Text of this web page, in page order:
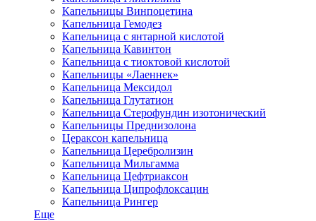
Капельницы Винпоцетина
Капельница Гемодез
Капельница с янтарной кислотой
Капельница Кавинтон
Капельница с тиоктовой кислотой
Капельницы «Лаеннек»
Капельница Мексидол
Капельница Глутатион
Капельница Стерофундин изотонический
Капельницы Преднизолона
Цераксон капельница
Капельница Церебролизин
Капельница Мильгамма
Капельница Цефтриаксон
Капельница Ципрофлоксацин
Капельница Рингер
Еще